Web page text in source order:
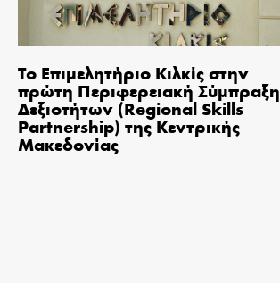
Το Επιμελητήριο Κιλκίς στην
πρώτη Περιφερειακή Σύμπραξη
Δεξιοτήτων (Regional Skills
Partnership) της Κεντρικής
Μακεδονίας